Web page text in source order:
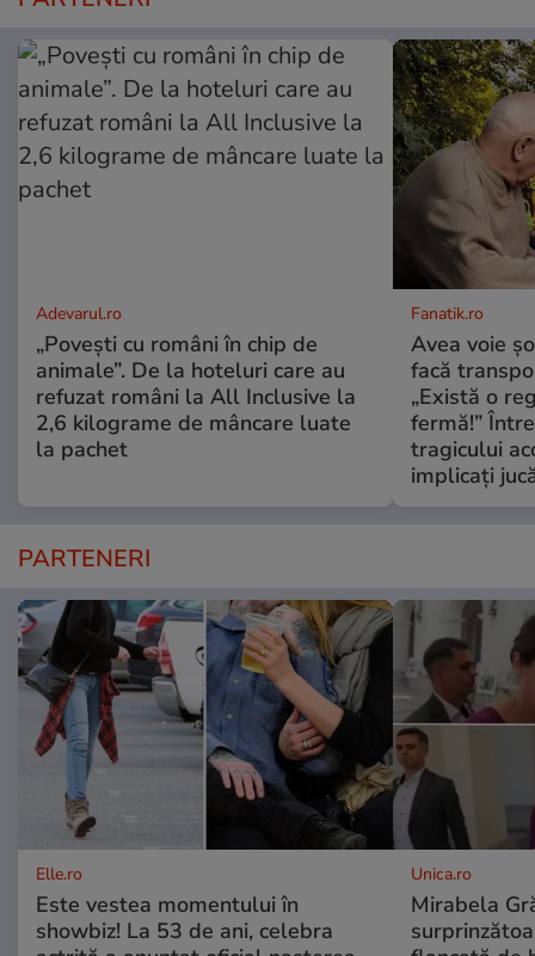
Adevarul.ro
„Povești cu români în chip de
animale”. De la hoteluri care au
refuzat români la All Inclusive la
2,6 kilograme de mâncare luate
la pachet
Fanatik.ro
Avea voie
facă
„Există o
fermă!”
tragicului
implicați
PARTENERI
Elle.ro
Este vestea momentului în
showbiz! La 53 de ani, celebra
Unica.ro
Mirabela